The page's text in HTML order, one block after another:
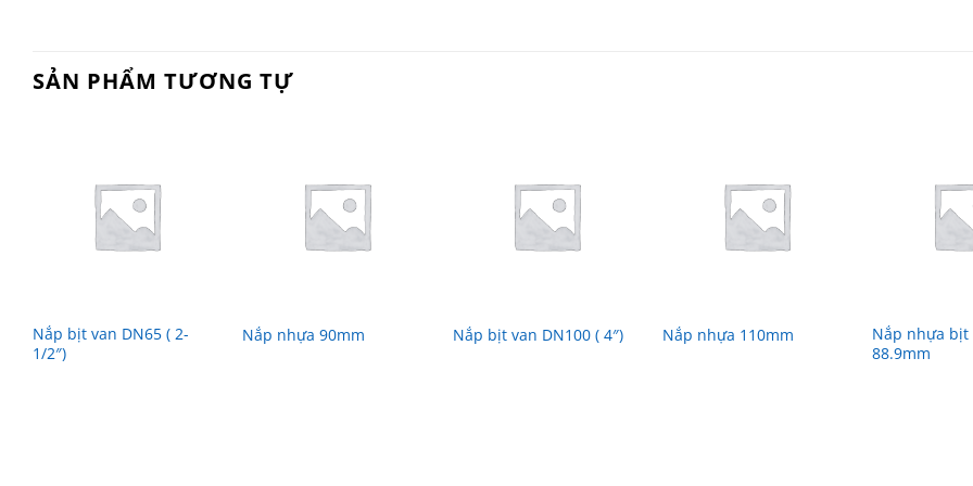
SẢN PHẨM TƯƠNG TỰ
Nắp bịt van DN65 ( 2-
1/2″)
Nắp nhựa 90mm Nắp bịt van DN100 ( 4″) Nắp nhựa 110mm
Nắp nhựa
88.9mm